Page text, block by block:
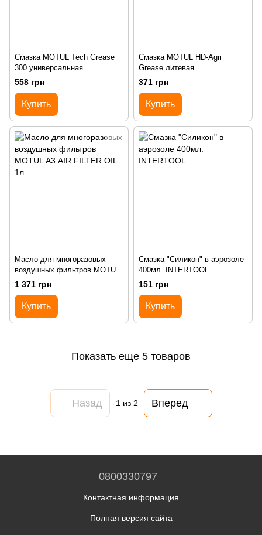
Смазка MOTUL Tech Grease
300 универсальная
пластичная минеральная 400г
558 грн
Купить
Смазка MOTUL HD-Agri
Grease литевая
универсальная 400мл
371 грн
Купить
Масло для многоразовых
воздушных фильтров MOTUL
А3 AIR FILTER OIL 1л.
1 371 грн
Купить
Cмазка "Силикон" в аэрозоле
400мл. INTERTOOL
151 грн
Купить
Показать еще 5 товаров
Назад 1из 2 Вперед
0800330797
Контактная информация
Полная версия сайта